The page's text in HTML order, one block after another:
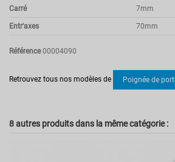
Carré 7mm
Entr'axes 70mm
Référence 00004090
Retrouvez tous nos modèles de
Poignée de
8 autres produits dans la même catégorie :